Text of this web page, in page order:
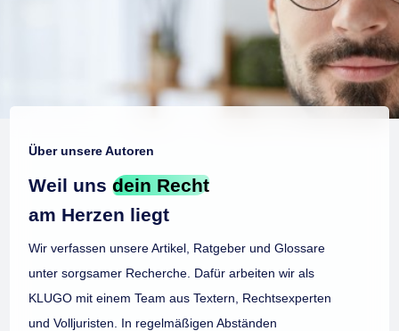
Über unsere Autoren
Weil unsdein Recht
am Herzen liegt
Wir verfassen unsere Artikel, Ratgeber und Glossare
unter sorgsamer Recherche. Dafür arbeiten wir als
KLUGO mit einem Team aus Textern, Rechtsexperten
und Volljuristen. In regelmäßigen Abständen